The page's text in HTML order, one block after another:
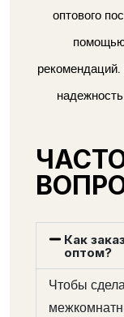
оптового
рекомендаций.
Как
оптом?
Чтобы